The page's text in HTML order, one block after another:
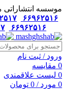
موسسه
۶۶۹۶۲۵۱۶
۶۶۹۶۲۵۱۶
ورود / ثبت نام
0 مقایسه
0 لیست علاقمندی
0 مورد /
0 تومان